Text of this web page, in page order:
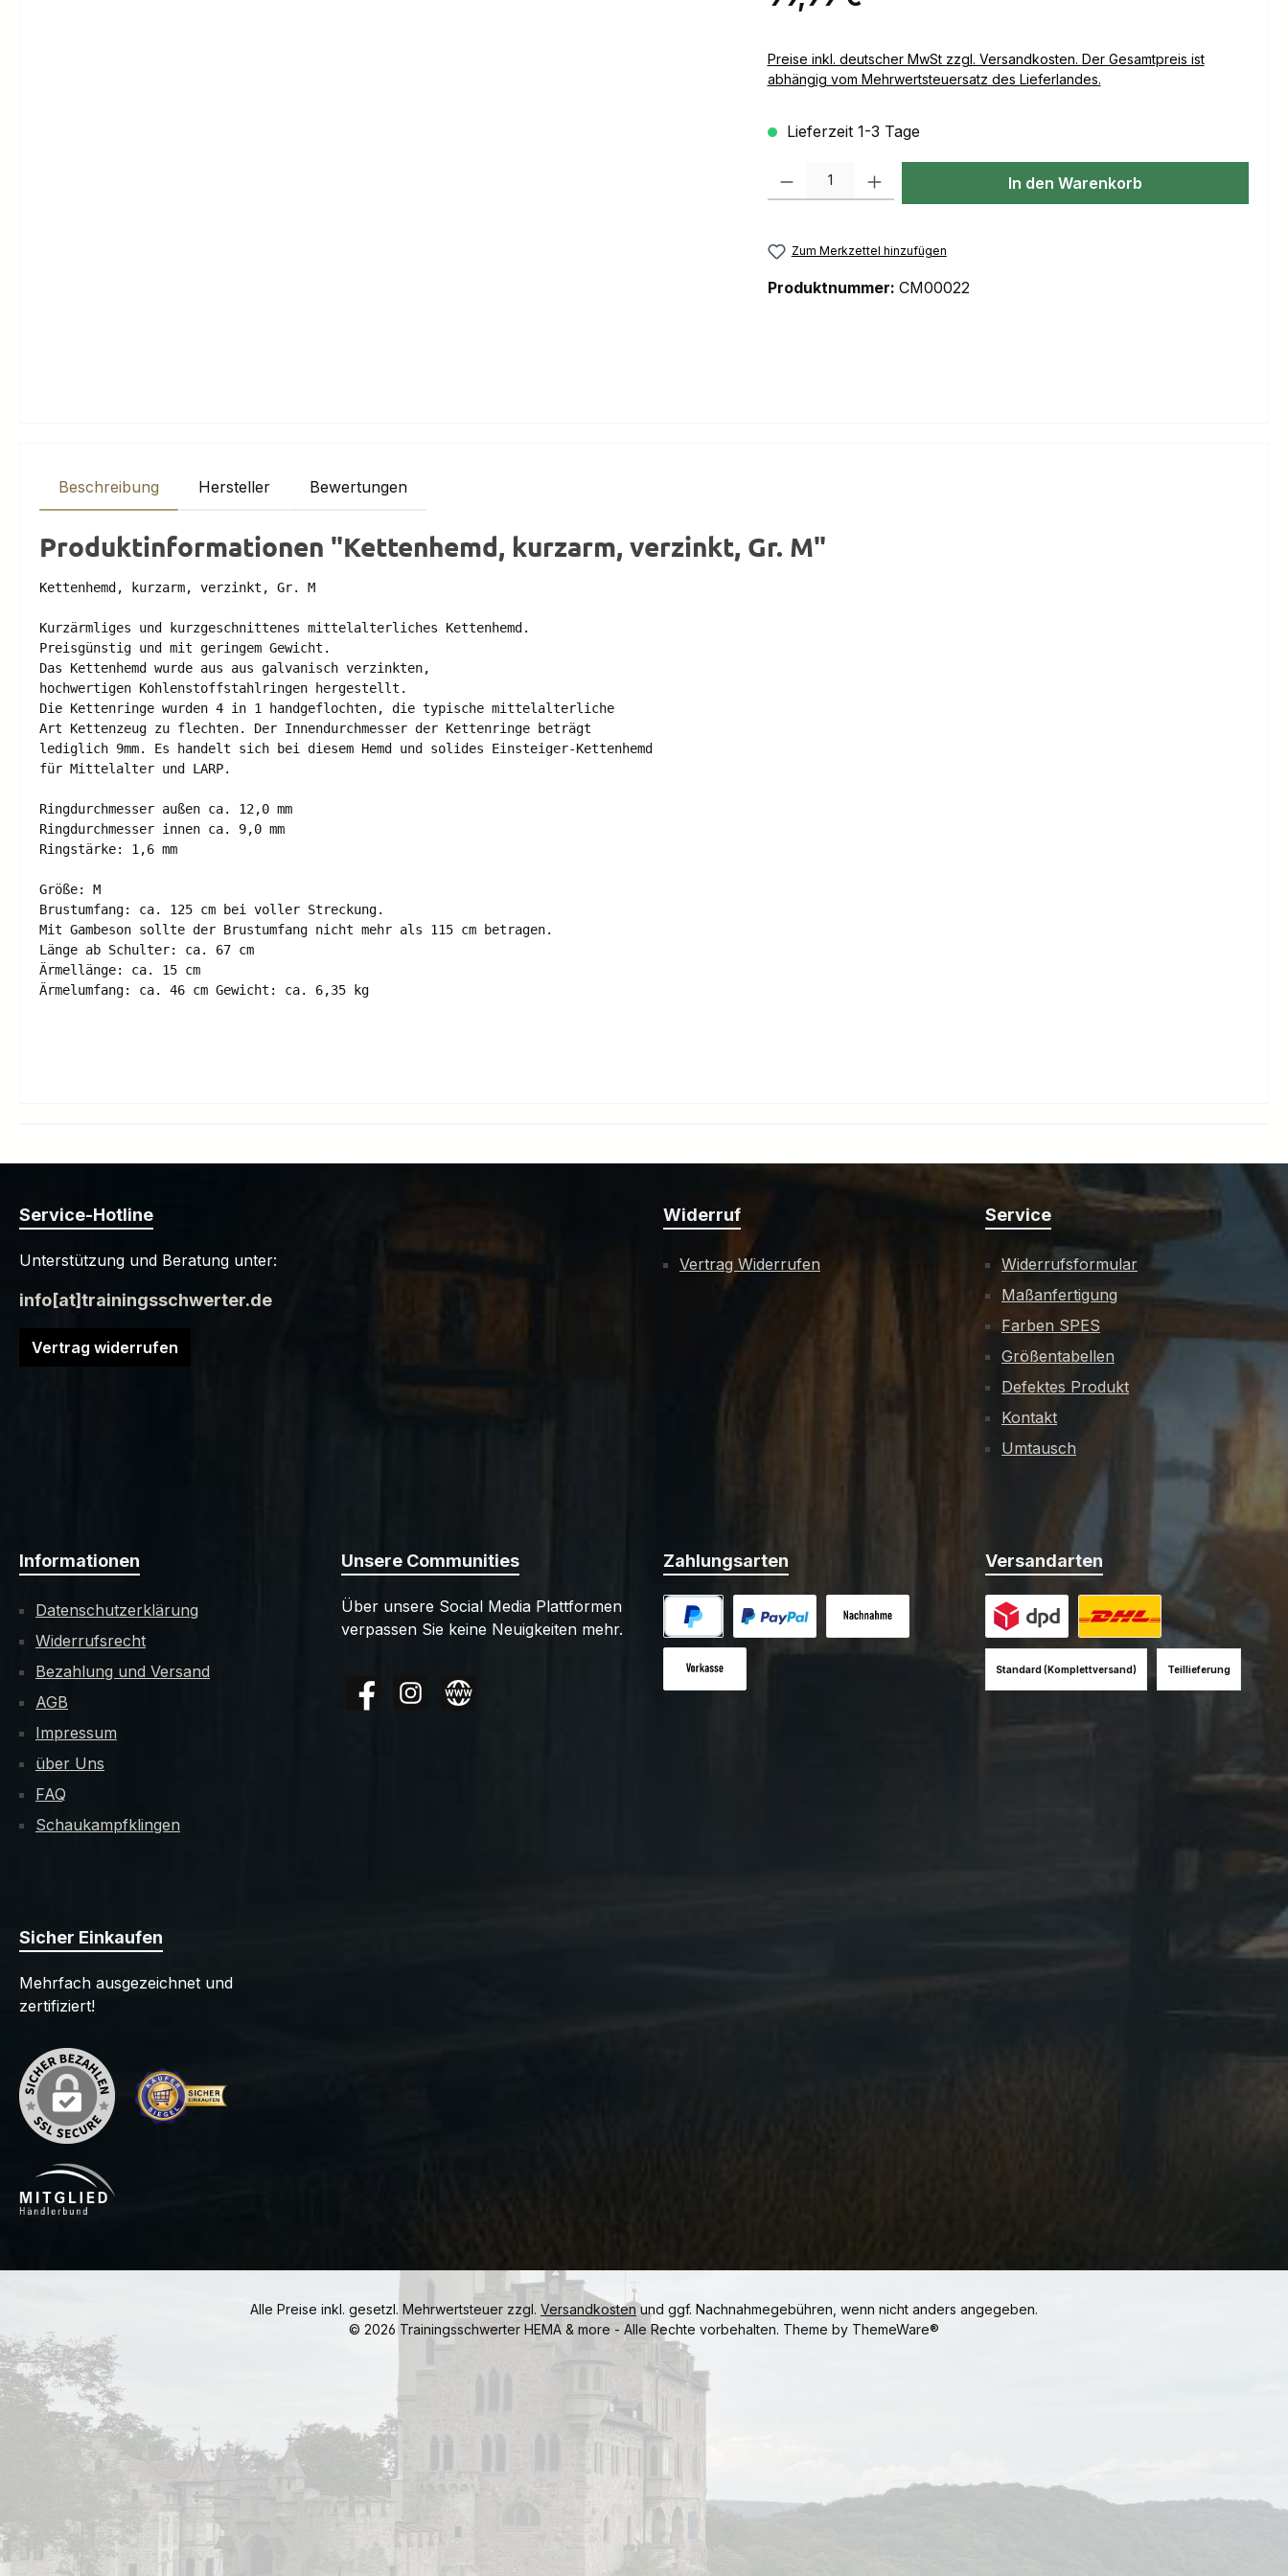
Preise inkl. deutscher MwSt zzgl. Versandkosten. Der Gesamtpreis ist
abhängig vom Mehrwertsteuersatz des Lieferlandes.
Lieferzeit 1-3 Tage
Produkt Anzahl: Gib den gewünschten Wert ein oder benutze die Schaltflächen
In den Warenkorb
Zum Merkzettel hinzufügen
Produktnummer: CM00022
Beschreibung Hersteller Bewertungen
Produktinformationen "Kettenhemd, kurzarm, verzinkt, Gr. M"
Kettenhemd, kurzarm, verzinkt, Gr. M
Kurzärmliges und kurzgeschnittenes mittelalterliches Kettenhemd.
Preisgünstig und mit geringem Gewicht.
Das Kettenhemd wurde aus aus galvanisch verzinkten,
hochwertigen Kohlenstoffstahlringen hergestellt.
Die Kettenringe wurden 4 in 1 handgeflochten, die typische mittelalterliche
Art Kettenzeug zu flechten. Der Innendurchmesser der Kettenringe beträgt
lediglich 9mm. Es handelt sich bei diesem Hemd und solides Einsteiger-Kettenhemd
für Mittelalter und LARP.
Ringdurchmesser außen ca. 12,0 mm
Ringdurchmesser innen ca. 9,0 mm
Ringstärke: 1,6 mm
Größe: M
Brustumfang: ca. 125 cm bei voller Streckung.
Mit Gambeson sollte der Brustumfang nicht mehr als 115 cm betragen.
Länge ab Schulter: ca. 67 cm
Ärmellänge: ca. 15 cm
Ärmelumfang: ca. 46 cm Gewicht: ca. 6,35 kg
Service-Hotline
Unterstützung und Beratung unter:
info[at]trainingsschwerter.de
Vertrag widerrufen
Widerruf
Vertrag Widerrufen
Service
Widerrufsformular
Maßanfertigung
Farben SPES
Größentabellen
Defektes Produkt
Kontakt
Umtausch
Informationen
Datenschutzerklärung
Widerrufsrecht
Bezahlung und Versand
AGB
Impressum
über Uns
FAQ
Schaukampfklingen
Unsere Communities
Über unsere Social Media Plattformen
verpassen Sie keine Neuigkeiten mehr.
FacebookInstagramWebsite
Zahlungsarten
PayPal Nachnahme (+12EUR)
Benutzerdefiniertes Bild 1
Versandarten
Standard (Komplettversand) Teillieferung
Benutzerdefiniertes Bild 1
Benutzerdefiniertes Bild 2
Sicher Einkaufen
Mehrfach ausgezeichnet und
zertifiziert!
Alle Preise inkl. gesetzl. Mehrwertsteuer zzgl. Versandkosten und ggf. Nachnahmegebühren, wenn nicht anders angegeben.
© 2026 Trainingsschwerter HEMA & more - Alle Rechte vorbehalten. Theme by ThemeWare®